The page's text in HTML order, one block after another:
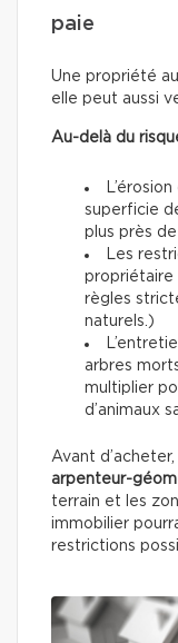
paie
Une propriété
elle peut aussi
Au-delà du
superficie
plus près
Les
propriétaire
règles
naturels.)
arbres
multiplier
d’animaux
Avant
arpenteur-
terrain et les
immobilier
restrictions